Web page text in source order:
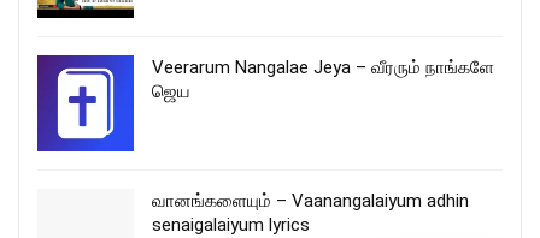
Veerarum Nangalae Jeya – வீரரும் நாங்களே
ஜெய
வானங்களையும் – Vaanangalaiyum adhin
senaigalaiyum lyrics